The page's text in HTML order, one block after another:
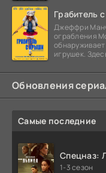
Грабитель
Джеффри
ограбления
игрушек.
Обновления
Самые последние
Спецназ:
1-3 сезон